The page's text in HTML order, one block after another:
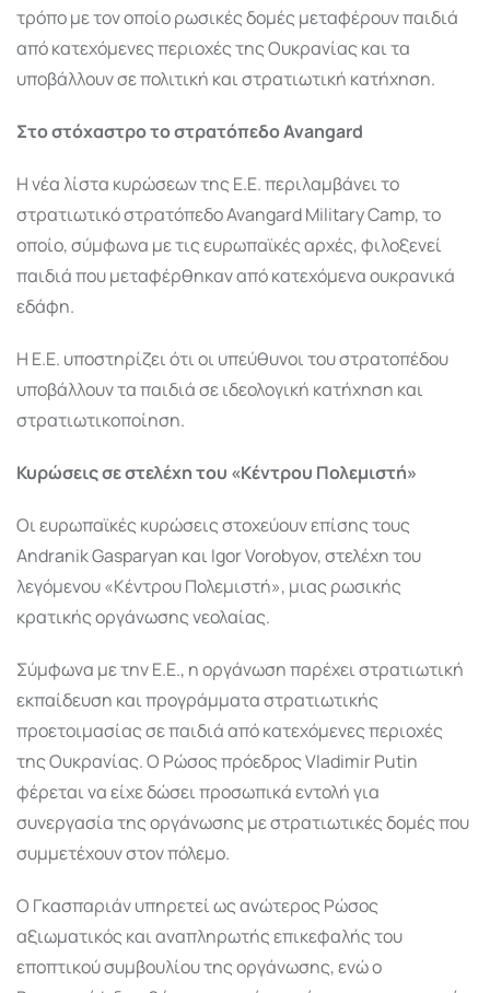
τρόπο με τον οποίο ρωσικές δομές μεταφέρουν παιδιά
από κατεχόμενες περιοχές της Ουκρανίας και τα
υποβάλλουν σε πολιτική και στρατιωτική κατήχηση.
Στο στόχαστρο το στρατόπεδο Avangard
Η νέα λίστα κυρώσεων της Ε.Ε. περιλαμβάνει το
στρατιωτικό στρατόπεδοAvangard Military Camp, το
οποίο, σύμφωνα με τις ευρωπαϊκές αρχές, φιλοξενεί
παιδιά που μεταφέρθηκαν από κατεχόμενα ουκρανικά
εδάφη.
Η Ε.Ε. υποστηρίζει ότι οι υπεύθυνοι του στρατοπέδου
υποβάλλουν τα παιδιά σε ιδεολογική κατήχηση και
στρατιωτικοποίηση.
Κυρώσεις σε στελέχη του «Κέντρου Πολεμιστή»
Οι ευρωπαϊκές κυρώσεις στοχεύουν επίσης τους
Andranik Gasparyan και Igor Vorobyov, στελέχη του
λεγόμενου «Κέντρου Πολεμιστή», μιας ρωσικής
κρατικής οργάνωσης νεολαίας.
Σύμφωνα με την Ε.Ε., η οργάνωση παρέχει στρατιωτική
εκπαίδευση και προγράμματα στρατιωτικής
προετοιμασίας σε παιδιά από κατεχόμενες περιοχές
της Ουκρανίας. Ο Ρώσος πρόεδροςVladimir Putin
φέρεται να είχε δώσει προσωπικά εντολή για
συνεργασία της οργάνωσης με στρατιωτικές δομές που
συμμετέχουν στον πόλεμο.
Ο Γκασπαριάν υπηρετεί ως ανώτερος Ρώσος
αξιωματικός και αναπληρωτής επικεφαλής του
εποπτικού συμβουλίου της οργάνωσης, ενώ ο